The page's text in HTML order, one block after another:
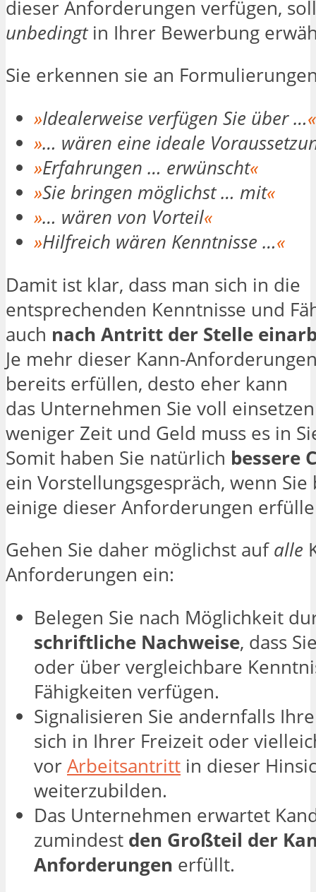
dieser Anforderungen verfügen,
unbedingtin Ihrer Bewerbung
Sie erkennen sie an
»Idealerweise verfügen Sie über …«
»… wären eine ideale
»Erfahrungen … erwünscht«
»Sie bringen möglichst … mit«
»… wären von Vorteil«
»Hilfreich wären Kenntnisse …«
Damit ist klar, dass man sich in die
entsprechenden Kenntnisse und
auch nach Antritt der Stelle
Je mehr dieser Kann-
bereits erfüllen, desto eher kann
das Unternehmen Sie voll
weniger Zeit und Geld muss es in
Somit haben Sie natürlich bessere
ein Vorstellungsgespräch, wenn Sie
einige dieser Anforderungen
Gehen Sie daher möglichst auf alle
Anforderungen ein:
Belegen Sie nach Möglichkeit
schriftliche Nachweise, dass
oder über vergleichbare
Fähigkeiten verfügen.
Signalisieren Sie andernfalls
sich in Ihrer Freizeit oder
vor Arbeitsantritt in dieser
weiterzubilden.
Das Unternehmen erwartet
zumindest den Großteil der
Anforderungen erfüllt.